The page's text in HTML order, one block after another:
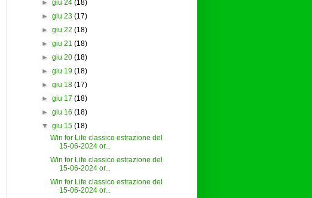
► giu 24 (18)
► giu 23 (17)
► giu 22 (18)
► giu 21 (18)
► giu 20 (18)
► giu 19 (18)
► giu 18 (17)
► giu 17 (18)
► giu 16 (18)
▼ giu 15 (18)
Win for Life classico estrazione del
15-06-2024 or...
Win for Life classico estrazione del
15-06-2024 or...
Win for Life classico estrazione del
15-06-2024 or...